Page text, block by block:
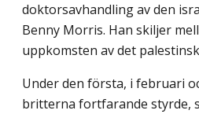
doktorsavhandling av den
Benny Morris. Han skiljer
uppkomsten av det
Under den första, i februari
britterna fortfarande styrde,